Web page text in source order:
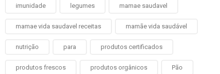
imunidade legumes mamae saudavel
mamae vida saudavel receitas mamãe vida saudável
nutrição para produtos certificados
produtos frescos produtos orgânicos Pão